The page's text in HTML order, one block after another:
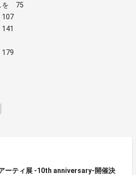
を 75
107
ーティ展 -10th anniversary-開催決